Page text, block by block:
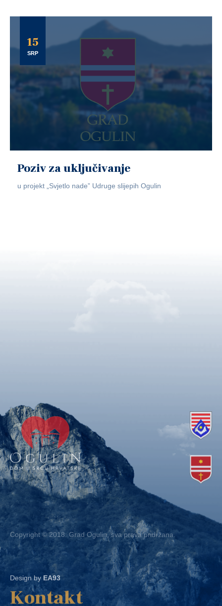
15
SRP
Poziv za uključivanje
u projekt „Svjetlo nade” Udruge slijepih Ogulin
Copyright © 2018. Grad Ogulin, sva prava pridržana.
Design by EA93
Kontakt